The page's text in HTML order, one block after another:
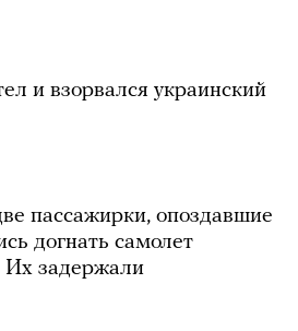
и взорвался украинский
пассажирки, опоздавшие
догнать самолет
Их задержали